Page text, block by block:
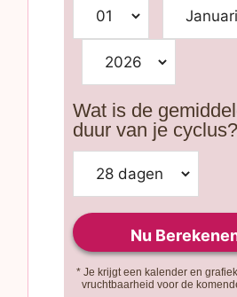
Wat is de
duur van je cyclus?
* Je krijgt een kalender en
vruchtbaarheid voor de